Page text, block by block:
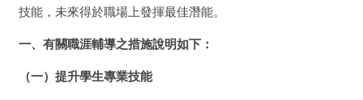
技能，未來得於職場上發揮最佳潛能。
一、有關職涯輔導之措施說明如下：
（一）提升學生專業技能